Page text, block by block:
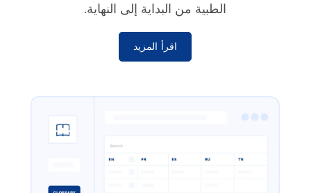
الطبية من البداية إلى النهاية.
اقرأ المزيد